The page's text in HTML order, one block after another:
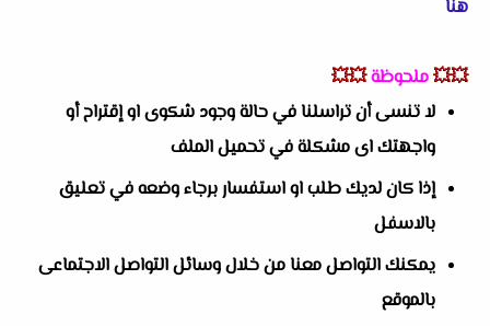
هنا
💥💥ملحوظة💥💥
لا تنسى أن تراسلنا في حالة وجود شكوى او إقتراح أو
واجهتك اى مشكلة في تحميل الملف
إذا كان لديك طلب او استفسار برجاء وضعه في تعليق
بالاسفل
يمكنك التواصل معنا من خلال وسائل التواصل الاجتماعى
بالموقع